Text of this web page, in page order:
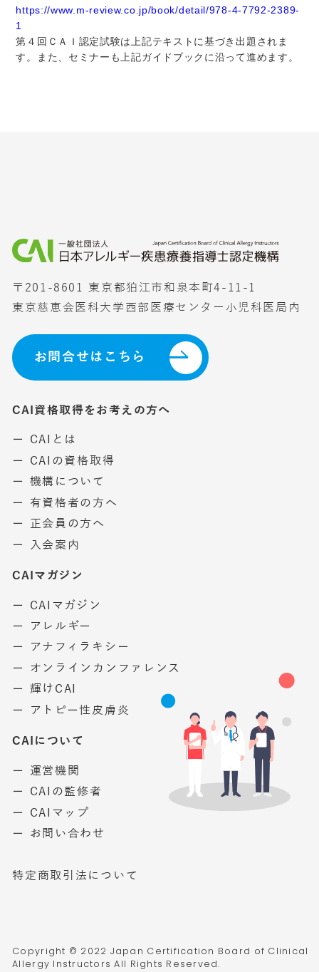
https://www.m-review.co.jp/book/detail/978-4-7792-2389-
1
第４回ＣＡＩ認定試験は上記テキストに基づき出題されま
す。また、セミナーも上記ガイドブックに沿って進めます。
〒201-8601 東京都狛江市和泉本町4-11-1
東京慈恵会医科大学西部医療センター小児科医局内
お問合せはこちら
CAI資格取得をお考えの方へ
ー CAIとは
ー CAIの資格取得
ー 機構について
ー 有資格者の方へ
ー 正会員の方へ
ー 入会案内
CAIマガジン
ー CAIマガジン
ー アレルギー
ー アナフィラキシー
ー オンラインカンファレンス
ー 輝けCAI
ー アトピー性皮膚炎
CAIについて
ー 運営機関
ー CAIの監修者
ー CAIマップ
ー お問い合わせ
特定商取引法について
Copyright © 2022 Japan Certification Board of Clinical
Allergy Instructors All Rights Reserved.